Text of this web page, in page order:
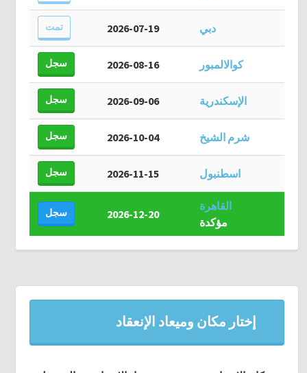
دبي 2026-07-19 تمت
كوالالمبور 2026-08-16 سجل
الإسكندرية 2026-09-06 سجل
شرم الشيخ 2026-10-04 سجل
اسطنبول 2026-11-15 سجل
القاهرة
مؤكدة
2026-12-20 سجل
إختار مكان وميعاد الإنعقاد